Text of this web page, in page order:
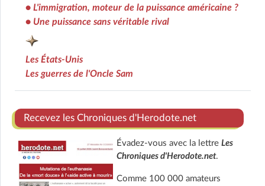
• L'immigration, moteur de la puissance américaine ?
• Une puissance sans véritable rival
Les États-Unis
Les guerres de l'Oncle Sam
Recevez les Chroniques d'Herodote.net
Évadez-vous avec la lettre Les
Chroniques d'Herodote.net.
Comme 100 000 amateurs